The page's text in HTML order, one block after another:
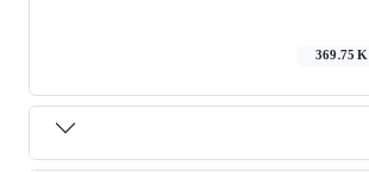
369.75 K